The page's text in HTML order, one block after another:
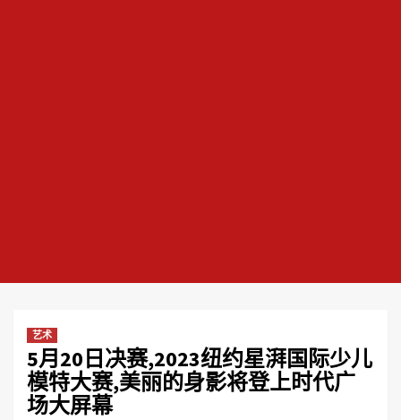
艺术
5月20日决赛,2023纽约星湃国际少儿
模特大赛,美丽的身影将登上时代广
场大屏幕